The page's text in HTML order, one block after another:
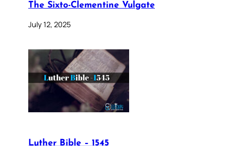
The Sixto-Clementine Vulgate
July 12, 2025
Luther Bible – 1545